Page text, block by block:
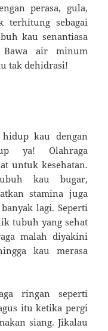
perasa, gula,
terhitung sebagai
kau senantiasa
air minum
tak dehidrasi!
hidup kau dengan
ya! Olahraga
untuk kesehatan.
kau bugar,
stamina juga
lagi. Seperti
tubuh yang sehat
malah diyakini
kau merasa
ringan seperti
itu ketika pergi
siang. Jikalau